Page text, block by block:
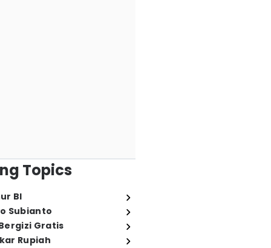
Topics
BI
Subianto
Gratis
Rupiah